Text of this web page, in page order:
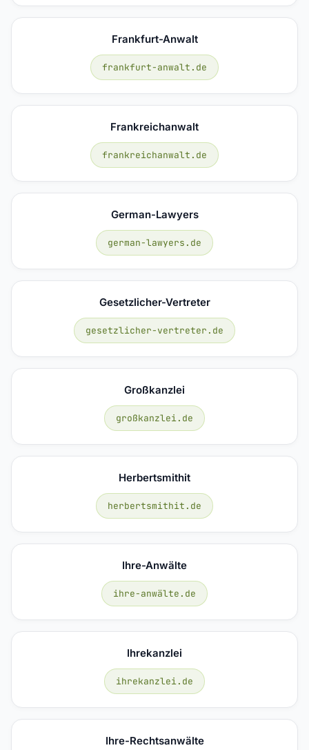
Frankfurt-Anwalt
frankfurt-anwalt.de
Frankreichanwalt
frankreichanwalt.de
German-Lawyers
german-lawyers.de
Gesetzlicher-Vertreter
gesetzlicher-vertreter.de
Großkanzlei
großkanzlei.de
Herbertsmithit
herbertsmithit.de
Ihre-Anwälte
ihre-anwälte.de
Ihrekanzlei
ihrekanzlei.de
Ihre-Rechtsanwälte